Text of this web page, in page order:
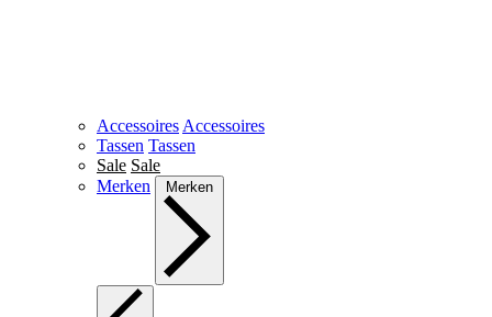
Accessoires Accessoires
Tassen Tassen
Sale Sale
Merken
Merken